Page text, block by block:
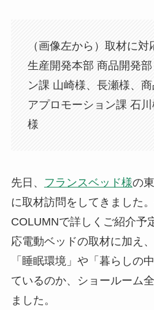
（画像左から）取材に
生産開発本部 商品開発
ン課 山崎様、長瀬様、
アプロモーション課 石
様
先日、 フランスベッド様の
に取材訪問をしてきました
COLUMNで詳しくご紹介予
応電動ベッドの取材に加え
「睡眠環境」や「暮らしの
ているのか、ショールーム
ました。